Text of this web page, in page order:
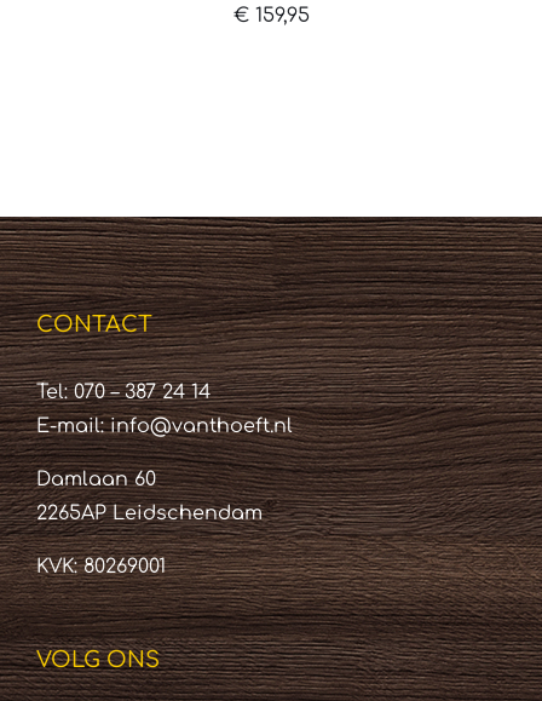
€159,95
CONTACT
Tel: 070 – 387 24 14
E-mail:info@vanthoeft.nl
Damlaan 60
2265AP Leidschendam
KVK: 80269001
VOLG ONS